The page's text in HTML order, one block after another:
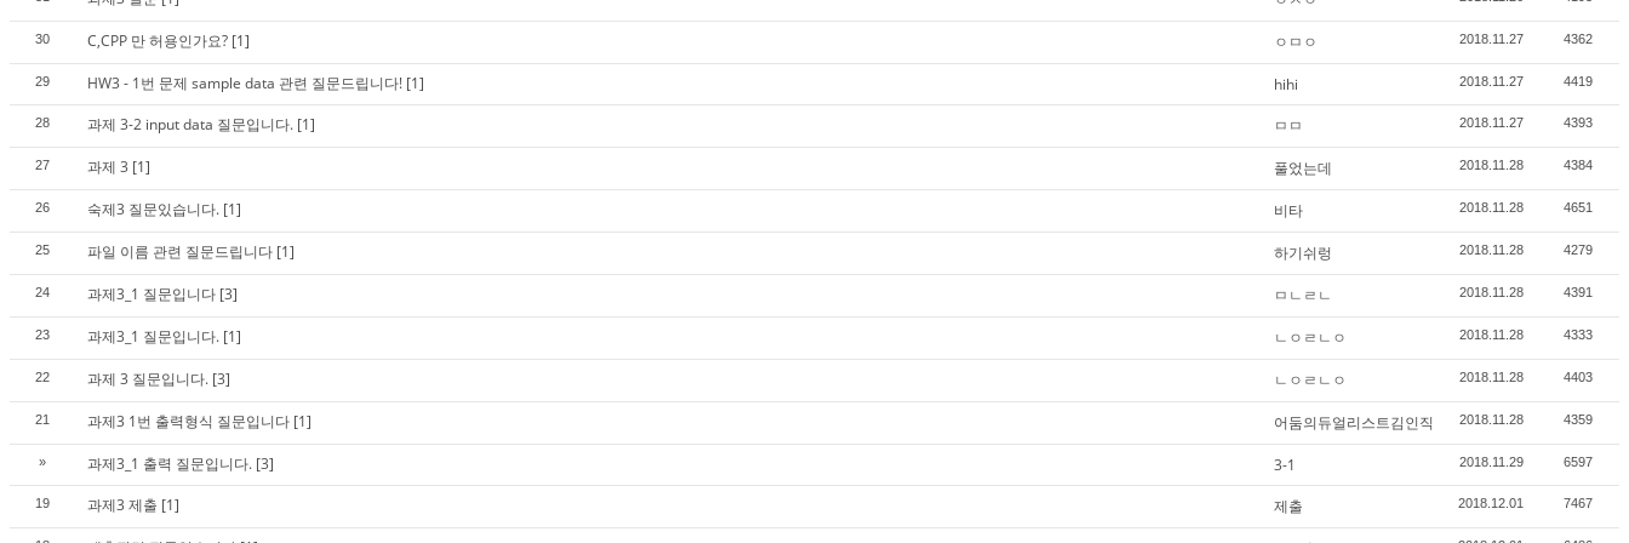
30 C,CPP 만 허용인가요? [1] ㅇㅁㅇ 2018.11.27 4362
29 HW3 - 1번 문제 sample data 관련 질문드립니다! [1] hihi 2018.11.27 4419
28 과제 3-2 input data 질문입니다. [1] ㅁㅁ 2018.11.27 4393
27 과제 3 [1] 풀었는데 2018.11.28 4384
26 숙제3 질문있습니다. [1] 비타 2018.11.28 4651
25 파일 이름 관련 질문드립니다 [1] 하기쉬렁 2018.11.28 4279
24 과제3_1 질문입니다 [3] ㅁㄴㄹㄴ 2018.11.28 4391
23 과제3_1 질문입니다. [1] ㄴㅇㄹㄴㅇ 2018.11.28 4333
22 과제 3 질문입니다. [3] ㄴㅇㄹㄴㅇ 2018.11.28 4403
21 과제3 1번 출력형식 질문입니다 [1] 어둠의듀얼리스트김인직 2018.11.28 4359
» 과제3_1 출력 질문입니다. [3] 3-1 2018.11.29 6597
19 과제3 제출 [1] 제출 2018.12.01 7467